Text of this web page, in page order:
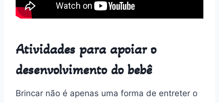
Atividades para apoiar o
desenvolvimento do bebê
Brincar não é apenas uma forma de entreter o